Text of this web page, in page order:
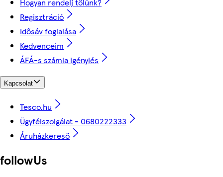
Hogyan rendelj tőlünk?
Regisztráció
Idősáv foglalása
Kedvenceim
ÁFÁ-s számla igénylés
Kapcsolat
Tesco.hu
Ügyfélszolgálat - 0680222333
Áruházkereső
followUs